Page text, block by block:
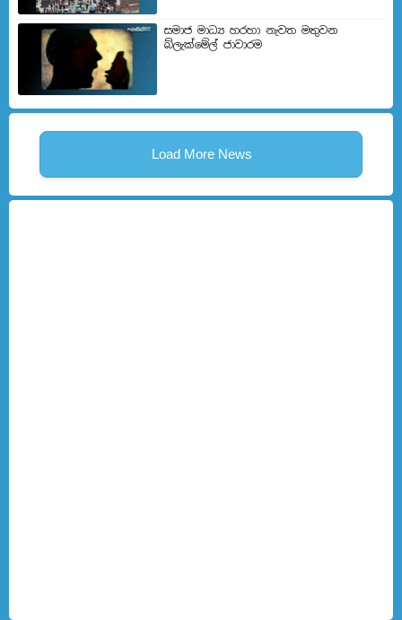
සමාජ මාධ්‍ය හරහා නැවත මතුවන
බ්ලැක්මේල් ජාවාරම
Load More News